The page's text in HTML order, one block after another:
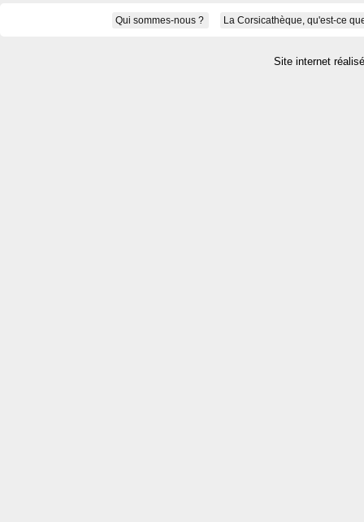
Qui sommes-nous ? La Corsicathèque, qu'est-ce
Site internet